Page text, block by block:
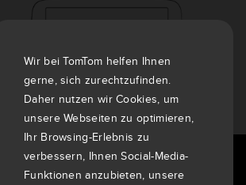
Über uns
Wir bei TomTom helfen Ihnen
gerne, sich zurechtzufinden.
Daher nutzen wir Cookies, um
unsere Webseiten zu optimieren,
Ihr Browsing-Erlebnis zu
verbessern, Ihnen Social-Media-
Funktionen anzubieten, unsere